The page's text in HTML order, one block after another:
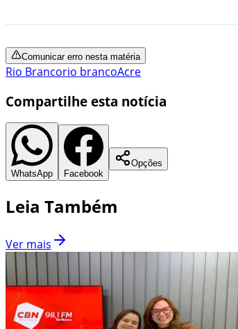
Comunicar erro nesta matéria
Rio Brancorio brancoAcre
Compartilhe esta notícia
WhatsApp Facebook
Opções
Leia Também
Ver mais